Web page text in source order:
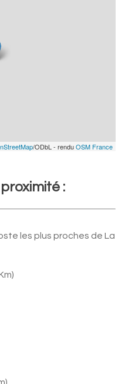
/ODbL - renduOSM France
:
les plus proches de La